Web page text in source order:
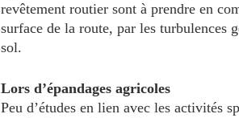
revêtement routier sont à prendre en
surface de la route, par les turbulences
sol.
Lors d’épandages agricoles
Peu d’études en lien avec les activités